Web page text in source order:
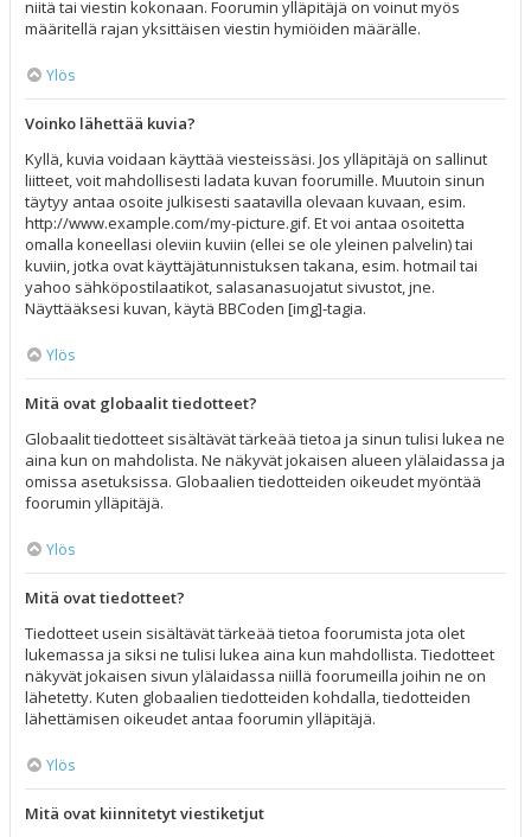
niitä tai viestin kokonaan. Foorumin ylläpitäjä on voinut myös
määritellä rajan yksittäisen viestin hymiöiden määrälle.
Ylös
Voinko lähettää kuvia?
Kyllä, kuvia voidaan käyttää viesteissäsi. Jos ylläpitäjä on sallinut
liitteet, voit mahdollisesti ladata kuvan foorumille. Muutoin sinun
täytyy antaa osoite julkisesti saatavilla olevaan kuvaan, esim.
http://www.example.com/my-picture.gif. Et voi antaa osoitetta
omalla koneellasi oleviin kuviin (ellei se ole yleinen palvelin) tai
kuviin, jotka ovat käyttäjätunnistuksen takana, esim. hotmail tai
yahoo sähköpostilaatikot, salasanasuojatut sivustot, jne.
Näyttääksesi kuvan, käytä BBCoden [img]-tagia.
Ylös
Mitä ovat globaalit tiedotteet?
Globaalit tiedotteet sisältävät tärkeää tietoa ja sinun tulisi lukea ne
aina kun on mahdolista. Ne näkyvät jokaisen alueen ylälaidassa ja
omissa asetuksissa. Globaalien tiedotteiden oikeudet myöntää
foorumin ylläpitäjä.
Ylös
Mitä ovat tiedotteet?
Tiedotteet usein sisältävät tärkeää tietoa foorumista jota olet
lukemassa ja siksi ne tulisi lukea aina kun mahdollista. Tiedotteet
näkyvät jokaisen sivun ylälaidassa niillä foorumeilla joihin ne on
lähetetty. Kuten globaalien tiedotteiden kohdalla, tiedotteiden
lähettämisen oikeudet antaa foorumin ylläpitäjä.
Ylös
Mitä ovat kiinnitetyt viestiketjut